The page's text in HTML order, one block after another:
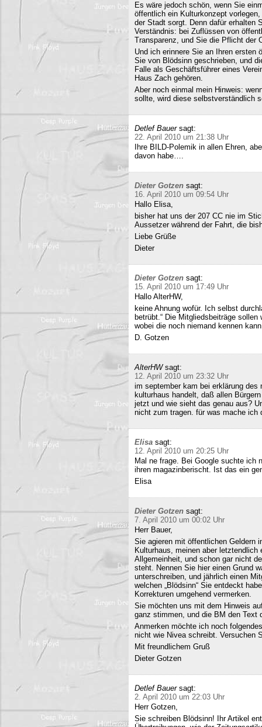
Es wäre jedoch schön, wenn Sie
öffentlich ein Kulturkonzept
der Stadt sorgt. Denn dafür erhalten
Verständnis: bei Zuflüssen von
Transparenz, und Sie die Pflicht der
Und ich erinnere Sie an Ihren ersten
Sie von Blödsinn geschrieben, und
Falle als Geschäftsführer eines
Haus Zach gehören.
Aber noch einmal mein Hinweis:
sollte, wird diese selbstverständlich
Detlef Bauer sagt:
22. April 2010 um 21:38 Uhr
Ihre BILD-Polemik in allen Ehren,
davon habe….
Dieter Gotzen sagt:
16. April 2010 um 09:54 Uhr
Hallo Elisa,
bisher hat uns der 207 CC nie im
Aussetzer während der Fahrt, die
Liebe Grüße
Dieter
Dieter Gotzen sagt:
15. April 2010 um 17:49 Uhr
Hallo AlterHW,
keine Ahnung wofür. Ich selbst
betrübt.“ Die Mitgliedsbeiträge
wobei die noch niemand kennen
D. Gotzen
AlterHW sagt:
12. April 2010 um 23:32 Uhr
im september kam bei erklärung
kulturhaus handelt, daß allen
jetzt und wie sieht das genau aus?
nicht zum tragen. für was mache ich
Elisa sagt:
12. April 2010 um 20:25 Uhr
Mal ne frage. Bei Google suchte ich
ihren magazinberischt. Ist das ein
Elisa
Dieter Gotzen sagt:
7. April 2010 um 00:02 Uhr
Herr Bauer,
Sie agieren mit öffentlichen Geldern
Kulturhaus, meinen aber
Allgemeinheit, und schon gar nicht
steht. Nennen Sie hier einen Grund
unterschreiben, und jährlich einen
welchen „Blödsinn“ Sie entdeckt
Korrekturen umgehend vermerken.
Sie möchten uns mit dem Hinweis
ganz stimmen, und die BM den Text
Anmerken möchte ich noch
nicht wie Nivea schreibt. Versuchen
Mit freundlichem Gruß
Dieter Gotzen
Detlef Bauer sagt:
2. April 2010 um 22:03 Uhr
Herr Gotzen,
Sie schreiben Blödsinn! Ihr Artikel